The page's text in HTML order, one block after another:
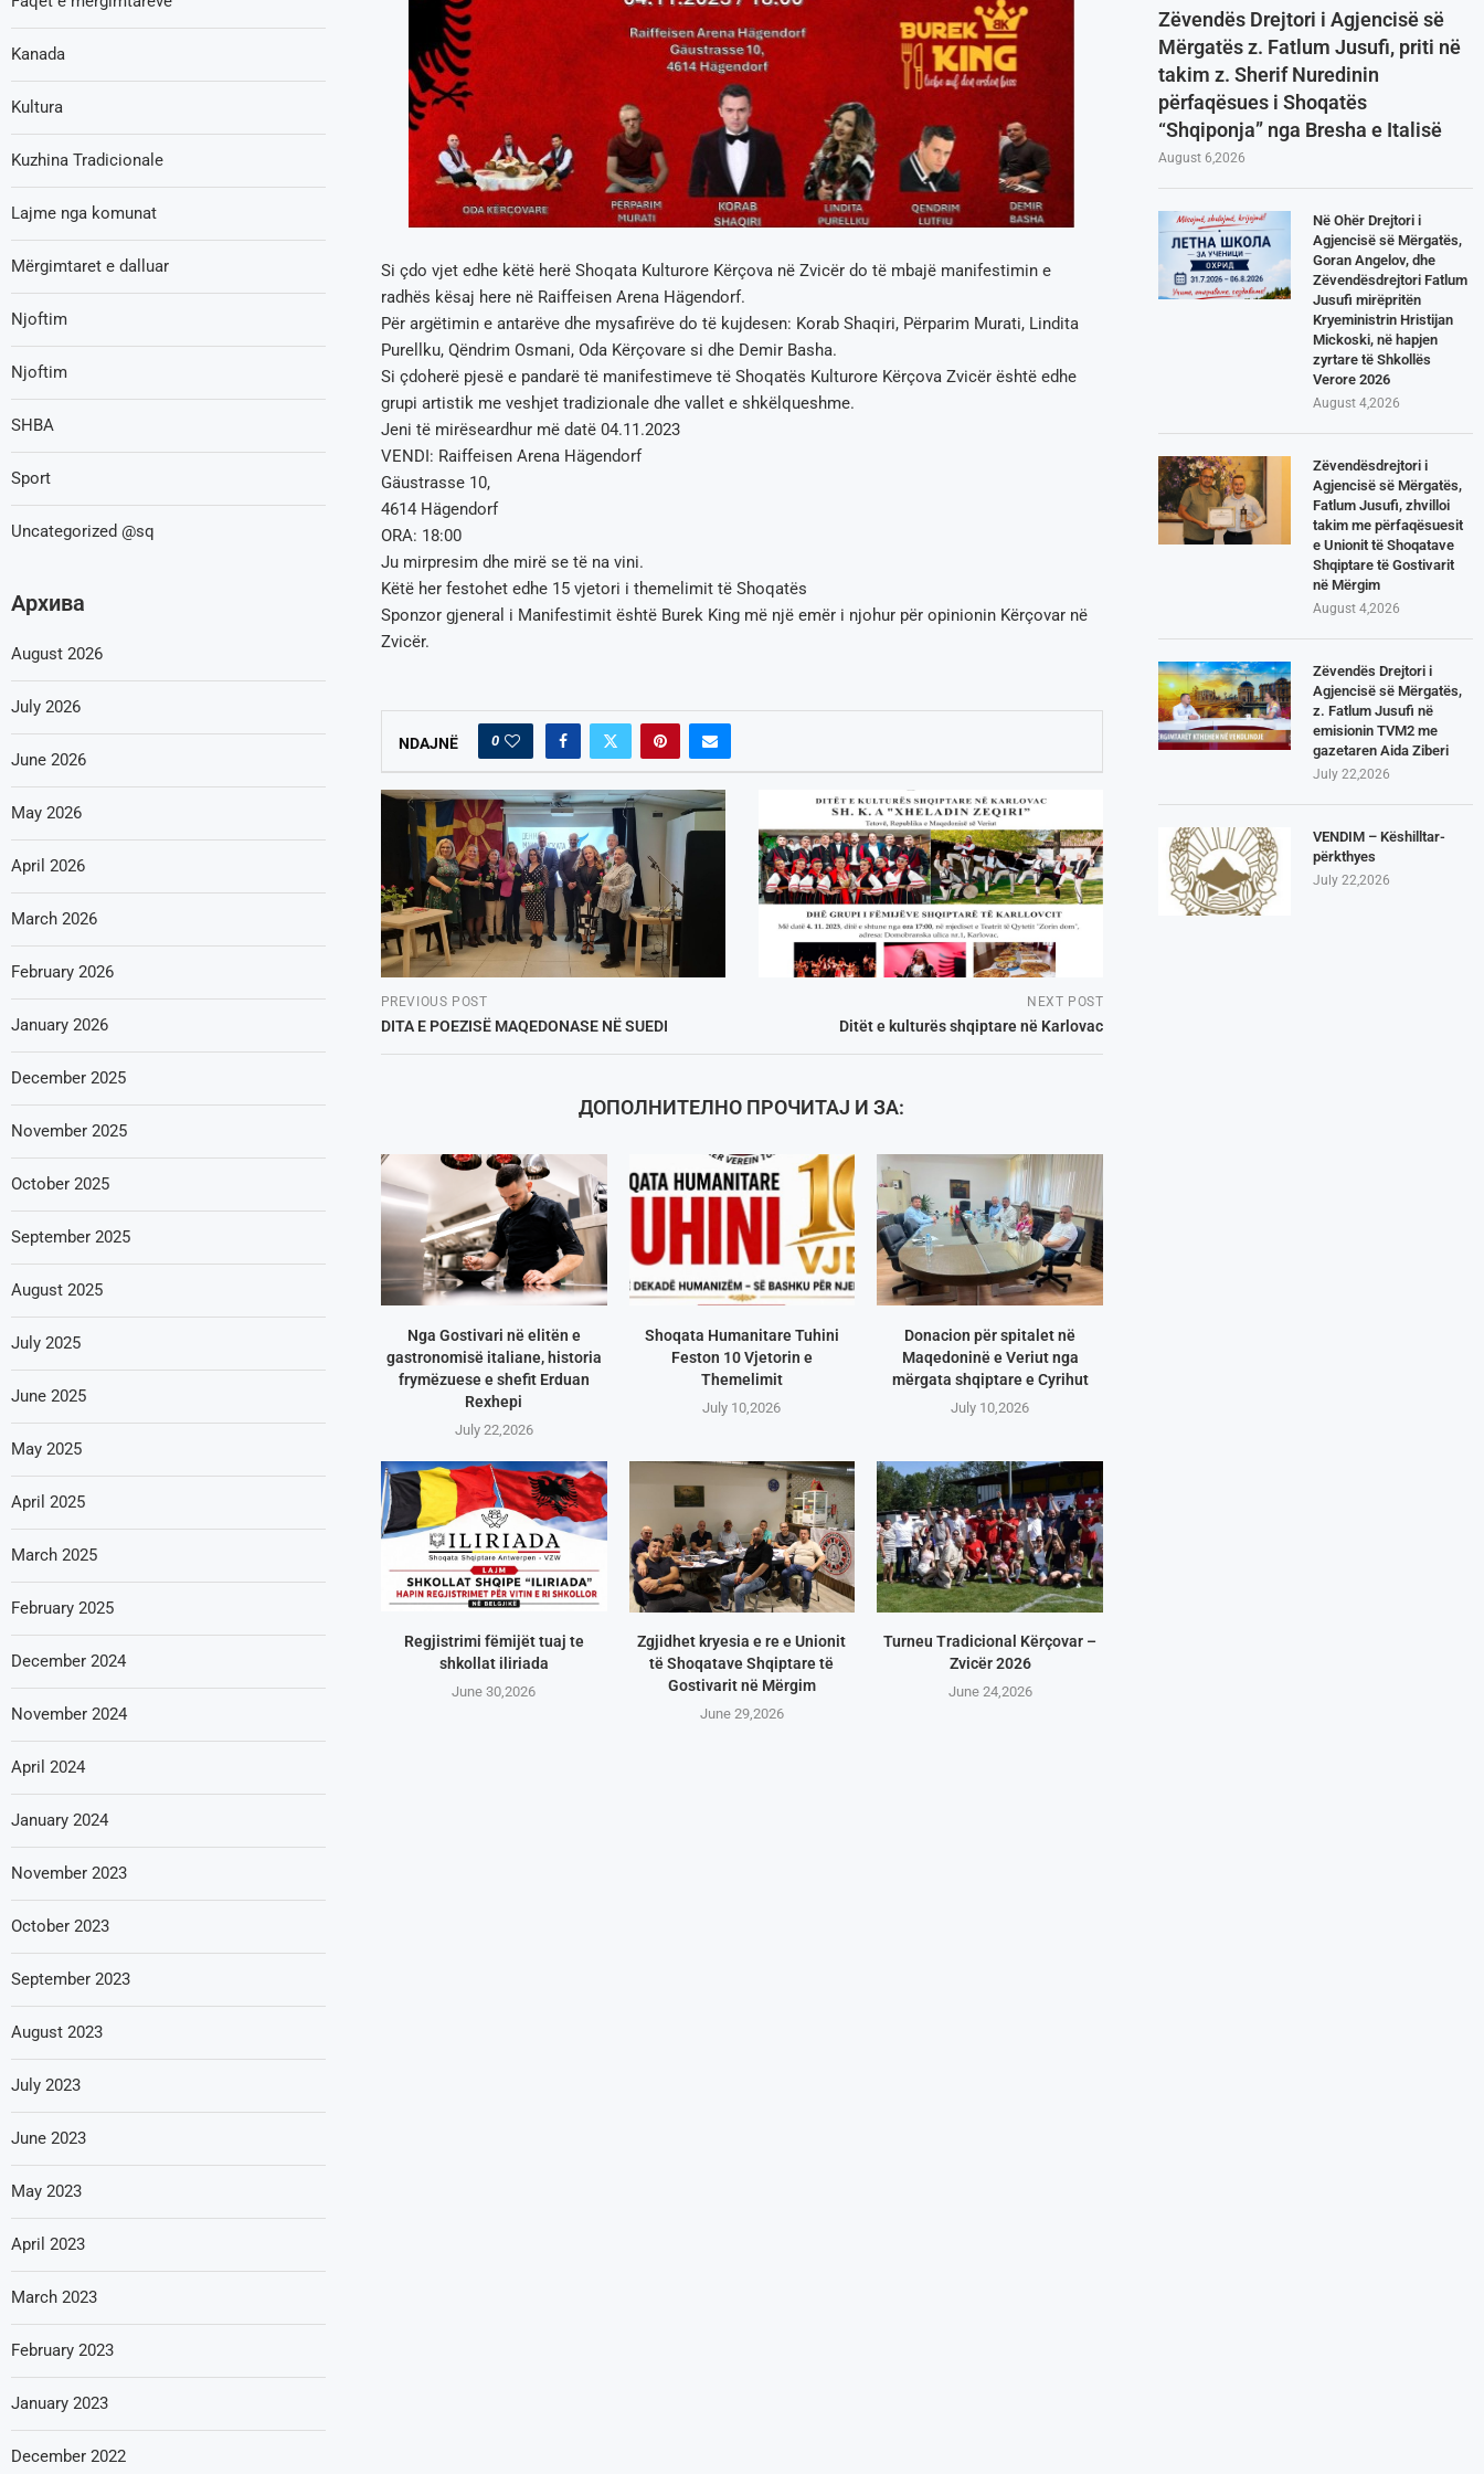
Si çdo vjet edhe këtë herë Shoqata Kulturore Kërçova në Zvicër do të mbajë manifestimin e
radhës kësaj here në Raiffeisen Arena Hägendorf.
Për argëtimin e antarëve dhe mysafirëve do të kujdesen: Korab Shaqiri, Përparim Murati, Lindita
Purellku, Qëndrim Osmani, Oda Kërçovare si dhe Demir Basha.
Si çdoherë pjesë e pandarë të manifestimeve të Shoqatës Kulturore Kërçova Zvicër është edhe
grupi artistik me veshjet tradizionale dhe vallet e shkëlqueshme.
Jeni të mirëseardhur më datë 04.11.2023
VENDI: Raiffeisen Arena Hägendorf
Gäustrasse 10,
4614 Hägendorf
ORA: 18:00
Ju mirpresim dhe mirë se të na vini.
Këtë her festohet edhe 15 vjetori i themelimit të Shoqatës
Sponzor gjeneral i Manifestimit është Burek King më një emër i njohur për opinionin Kërçovar në
Zvicër.
NDAJNË 0
PREVIOUS POST
DITA E POEZISË MAQEDONASE NË SUEDI
NEXT POST
Ditët e kulturës shqiptare në Karlovac
ДОПОЛНИТЕЛНО ПРОЧИТАЈ И ЗА:
Nga Gostivari në elitën e
gastronomisë italiane, historia
frymëzuese e shefit Erduan
Rexhepi
July 22,2026
Shoqata Humanitare Tuhini
Feston 10 Vjetorin e
Themelimit
July 10,2026
Donacion për spitalet në
Maqedoninë e Veriut nga
mërgata shqiptare e Cyrihut
July 10,2026
Regjistrimi fëmijët tuaj te
shkollat iliriada
June 30,2026
Zgjidhet kryesia e re e Unionit
të Shoqatave Shqiptare të
Gostivarit në Mërgim
June 29,2026
Turneu Tradicional Kërçovar –
Zvicër 2026
June 24,2026
Zëvendës Drejtori i Agjencisë së
Mërgatës z. Fatlum Jusufi, priti në
takim z. Sherif Nuredinin
përfaqësues i Shoqatës
“Shqiponja” nga Bresha e Italisë
August 6,2026
Në Ohër Drejtori i
Agjencisë së Mërgatës,
Goran Angelov, dhe
Zëvendësdrejtori Fatlum
Jusufi mirëpritën
Kryeministrin Hristijan
Mickoski, në hapjen
zyrtare të Shkollës
Verore 2026
August 4,2026
Zëvendësdrejtori i
Agjencisë së Mërgatës,
Fatlum Jusufi, zhvilloi
takim me përfaqësuesit
e Unionit të Shoqatave
Shqiptare të Gostivarit
në Mërgim
August 4,2026
Zëvendës Drejtori i
Agjencisë së Mërgatës,
z. Fatlum Jusufi në
emisionin TVM2 me
gazetaren Aida Ziberi
July 22,2026
VENDIM – Këshilltar-
përkthyes
July 22,2026
Kanada
Kultura
Kuzhina Tradicionale
Lajme nga komunat
Mërgimtaret e dalluar
Njoftim
Njoftim
SHBA
Sport
Uncategorized @sq
Архива
August 2026
July 2026
June 2026
May 2026
April 2026
March 2026
February 2026
January 2026
December 2025
November 2025
October 2025
September 2025
August 2025
July 2025
June 2025
May 2025
April 2025
March 2025
February 2025
December 2024
November 2024
April 2024
January 2024
November 2023
October 2023
September 2023
August 2023
July 2023
June 2023
May 2023
April 2023
March 2023
February 2023
January 2023
December 2022